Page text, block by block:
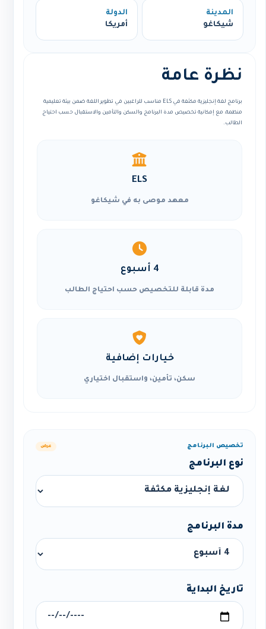
المدينة
شيكاغو
الدولة
أمريكا
نظرة عامة
برنامج لغة إنجليزية مكثفة في ELS مناسب للراغبين في تطوير اللغة ضمن بيئة تعليمية
منظمة، مع إمكانية تخصيص مدة البرنامج والسكن والتأمين والاستقبال حسب احتياج
الطالب.
ELS
معهد موصى به في شيكاغو
4 أسبوع
مدة قابلة للتخصيص حسب احتياج الطالب
خيارات إضافية
سكن، تأمين، واستقبال اختياري
تخصيص البرنامج عرض
نوع البرنامج
مدة البرنامج
تاريخ البداية